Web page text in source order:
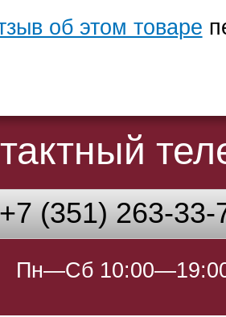
об этом товаре
(351) 263-33-
Пн—Сб